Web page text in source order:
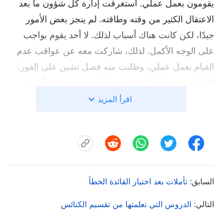
يقومون بعمل عملي. استغرقت إدارة كل شؤون ما بعد
الاعتقال الكثير من وقته وطاقته. لم ينجز بعض الأمور
جيدًا، لكن كانت هناك أسباب لذلك. لا أحد يقوم بواجب
على الوجه الأكمل. لذلك، شاركت معه عن عواقب عدم
القيام بعمل عملي، وطلبت منه فصل تشين على الفور.
لا يزال يقوم بهذا الواجب. سرعان ما بحثت عن الأخ لي،
ينفذ أي شيء. لقد اُنتخبت للتو، لذا فأنا لست على دراية
المشكلات، كان عليَّ أن أتلمّس طريقي بالاتكال على
لم ينجز أي عمل حقيقي؟ لم يكن هكذا من قبل. كنت قد
اقرأ المزيد
السابق: تأملات بعد اختيار القائدة الخطأ
التالي: الدروس التي تعلمتها من تقسيم الكنائس